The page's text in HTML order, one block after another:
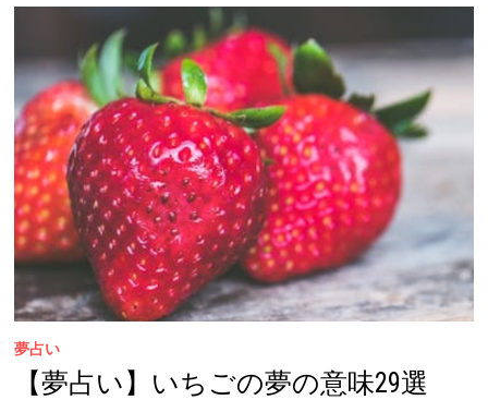
夢占い
【夢占い】いちごの夢の意味29選